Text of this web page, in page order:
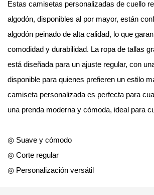
Estas camisetas personalizadas de cuello
algodón, disponibles al por mayor, están
algodón peinado de alta calidad, lo que
comodidad y durabilidad. La ropa de tallas
está diseñada para un ajuste regular, con
disponible para quienes prefieren un estilo
camiseta personalizada es perfecta para
una prenda moderna y cómoda, ideal para
◎ Suave y cómodo
◎ Corte regular
◎ Personalización versátil